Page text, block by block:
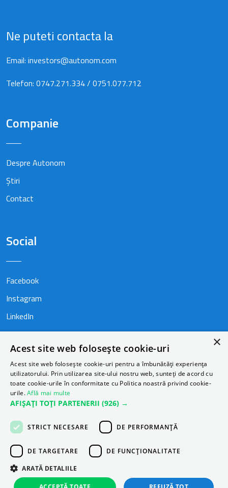
Ne puteti contacta la
Email: investors@autonom.com
Telefon: 0747.271.334/ 0751.077.712
Companie
Despre Autonom
Știri
Contact
Social
Facebook
Instagram
LinkedIn
© Autonom - Toate drepturile rezervate.
×
Acest site web folosește cookie-uri
Acest site web folosește cookie-uri pentru a îmbunătăți experiența
utilizatorului. Prin utilizarea site-ului nostru web, sunteți de acord cu
toate cookie-urile în conformitate cu Politica noastră privind cookie-
urile.Află mai multe
AFIȘAȚI TOȚI PARTENERII (926) →
STRICT NECESARE DE PERFORMANȚĂ
DE TARGETARE DE FUNCŢIONALITATE
ARATĂ DETALIILE